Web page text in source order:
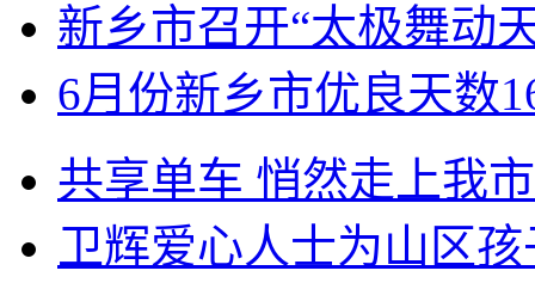
新乡市召开“太极舞动
6月份新乡市优良天数
共享单车 悄然走上我
卫辉爱心人士为山区